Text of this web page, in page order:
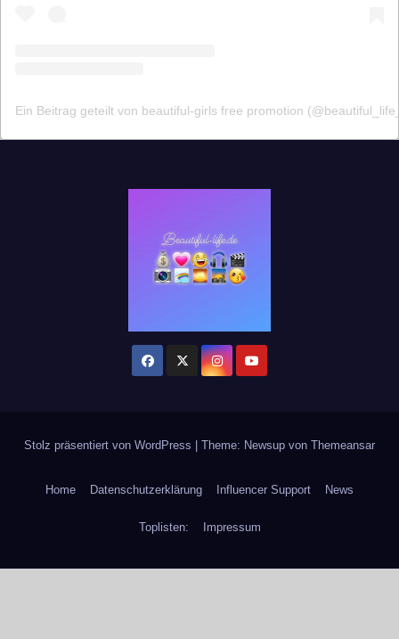
Ein Beitrag geteilt von beautiful-girls free promotion
Stolz präsentiert von WordPress Theme: Newsup von Themeansar
Home Datenschutzerklärung Influencer Support News
Toplisten: Impressum